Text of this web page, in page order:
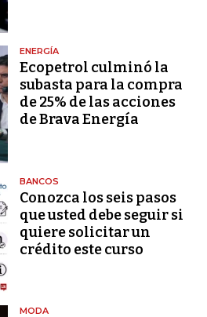
ENERGÍA
Ecopetrol culminó la
subasta para la compra
de 25% de las acciones
de Brava Energía
BANCOS
Conozca los seis pasos
que usted debe seguir si
quiere solicitar un
crédito este curso
MODA